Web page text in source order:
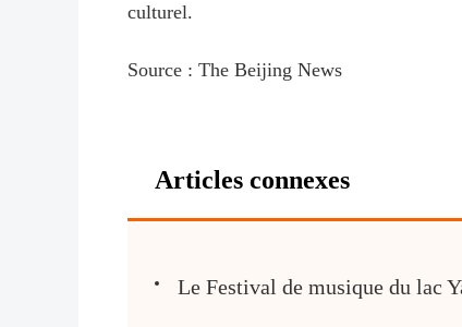
culturel.
Source : The Beijing News
Articles connexes
Le Festival de musique du lac